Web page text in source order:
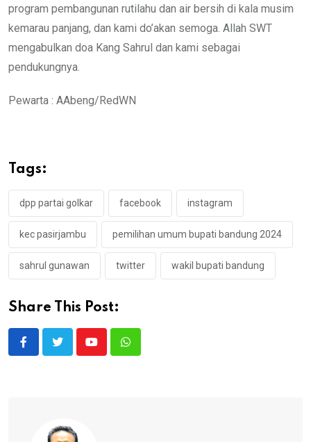
program pembangunan rutilahu dan air bersih di kala musim
kemarau panjang, dan kami do’akan semoga. Allah SWT
mengabulkan doa Kang Sahrul dan kami sebagai
pendukungnya.
Pewarta : AAbeng/RedWN
Tags:
dpp partai golkar facebook instagram
kec pasirjambu pemilihan umum bupati bandung 2024
sahrul gunawan twitter wakil bupati bandung
Share This Post:
YoutubeWhatsapp